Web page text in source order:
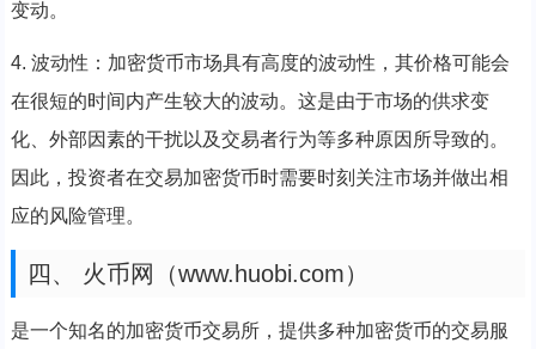
变动。
4. 波动性：加密货币市场具有高度的波动性，其价格可能会
在很短的时间内产生较大的波动。这是由于市场的供求变
化、外部因素的干扰以及交易者行为等多种原因所导致的。
因此，投资者在交易加密货币时需要时刻关注市场并做出相
应的风险管理。
四、 火币网（www.huobi.com）
是一个知名的加密货币交易所，提供多种加密货币的交易服